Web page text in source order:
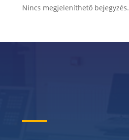
Nincs megjeleníthető bejegyzés.